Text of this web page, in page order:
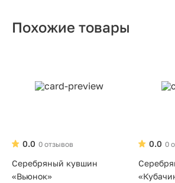
Похожие товары
0 отзывов
0.0
Серебряный кувшин
«Вьюнок»
0
0.0